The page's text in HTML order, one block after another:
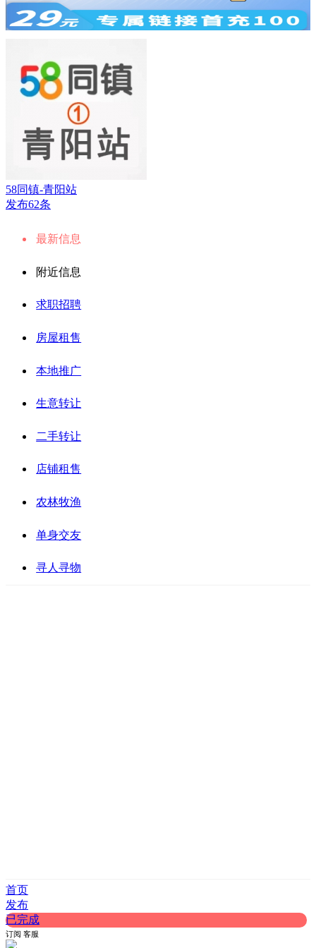
58同镇-青阳站
发布62条
最新信息
附近信息
求职招聘
房屋租售
本地推广
生意转让
二手转让
店铺租售
农林牧渔
单身交友
寻人寻物
首页
发布
已完成
订阅 客服